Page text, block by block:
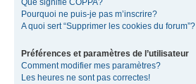
Que signifie COPPA?
Pourquoi ne puis-je pas m’inscrire?
A quoi sert “Supprimer les cookies du forum”?
Préférences et paramètres de l’utilisateur
Comment modifier mes paramètres?
Les heures ne sont pas correctes!